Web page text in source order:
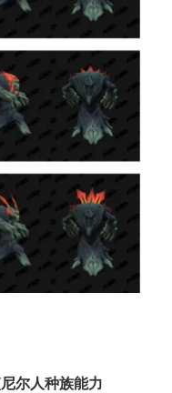
尔人种族能力